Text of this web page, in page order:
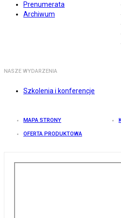
Prenumerata
Archiwum
NASZE WYDARZENIA
Szkolenia i konferencje
MAPA STRONY
OFERTA PRODUKTOWA